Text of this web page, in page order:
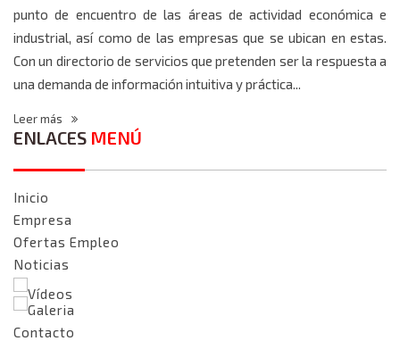
punto de encuentro de las áreas de actividad económica e
industrial, así como de las empresas que se ubican en estas.
Con un directorio de servicios que pretenden ser la respuesta a
una demanda de información intuitiva y práctica...
Leer más
ENLACES MENÚ
Inicio
Empresa
Ofertas Empleo
Noticias
Vídeos
Galeria
Contacto